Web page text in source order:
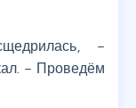
–
– Проведём